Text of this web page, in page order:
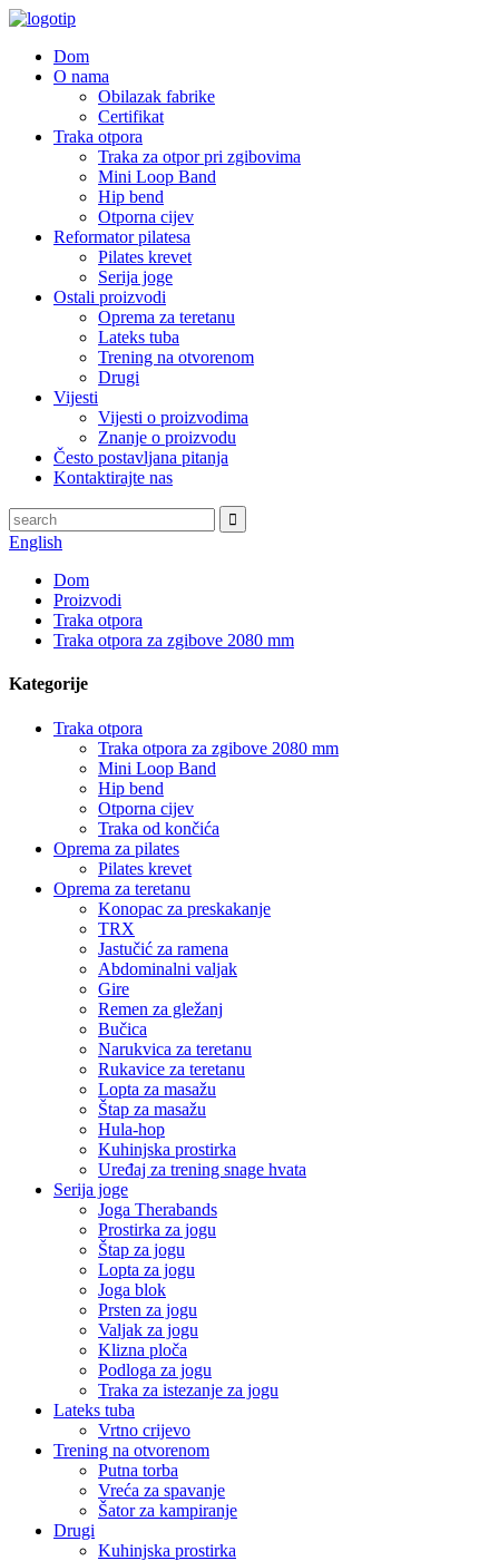
Dom
O nama
Obilazak fabrike
Certifikat
Traka otpora
Traka za otpor pri zgibovima
Mini Loop Band
Hip bend
Otporna cijev
Reformator pilatesa
Pilates krevet
Serija joge
Ostali proizvodi
Oprema za teretanu
Lateks tuba
Trening na otvorenom
Drugi
Vijesti
Vijesti o proizvodima
Znanje o proizvodu
Često postavljana pitanja
Kontaktirajte nas
English
Dom
Proizvodi
Traka otpora
Traka otpora za zgibove 2080 mm
Kategorije
Traka otpora
Traka otpora za zgibove 2080 mm
Mini Loop Band
Hip bend
Otporna cijev
Traka od končića
Oprema za pilates
Pilates krevet
Oprema za teretanu
Konopac za preskakanje
TRX
Jastučić za ramena
Abdominalni valjak
Gire
Remen za gležanj
Bučica
Narukvica za teretanu
Rukavice za teretanu
Lopta za masažu
Štap za masažu
Hula-hop
Kuhinjska prostirka
Uređaj za trening snage hvata
Serija joge
Joga Therabands
Prostirka za jogu
Štap za jogu
Lopta za jogu
Joga blok
Prsten za jogu
Valjak za jogu
Klizna ploča
Podloga za jogu
Traka za istezanje za jogu
Lateks tuba
Vrtno crijevo
Trening na otvorenom
Putna torba
Vreća za spavanje
Šator za kampiranje
Drugi
Kuhinjska prostirka